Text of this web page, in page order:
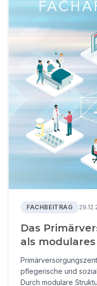
FACHBEITRAG
Das
als
lokale
pflegerische und
Durch modulare